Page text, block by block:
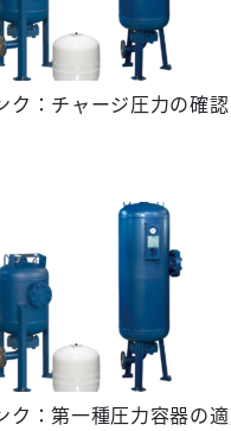
ク：チャージ圧力の確
ク：第一種圧力容器の